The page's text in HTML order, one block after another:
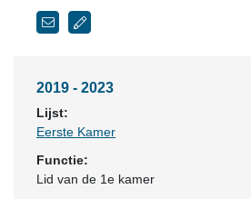
2019 - 2023
Lijst:
Eerste Kamer
Functie:
Lid van de 1e kamer